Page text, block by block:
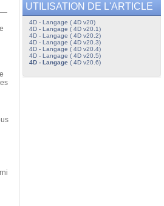
UTILISATION DE L'ARTICLE
4D - Langage ( 4D v20)
4D - Langage ( 4D v20.1)
4D - Langage ( 4D v20.2)
4D - Langage ( 4D v20.3)
4D - Langage ( 4D v20.4)
4D - Langage ( 4D v20.5)
4D - Langage( 4D v20.6)